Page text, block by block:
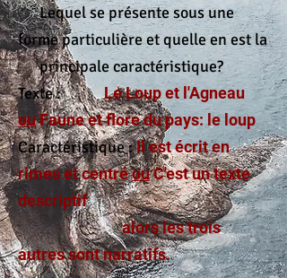
Lequel se présente sous une
forme particulière et quelleen est la
principalecaractéristique?
Texte :Le Loup et l'Agneau
ouFaune et flore du pays: le loup
Caractéristique :Il est écrit en
rimes et centréouC'est un texte
descriptif
alors les trois
autres sont narratifs.